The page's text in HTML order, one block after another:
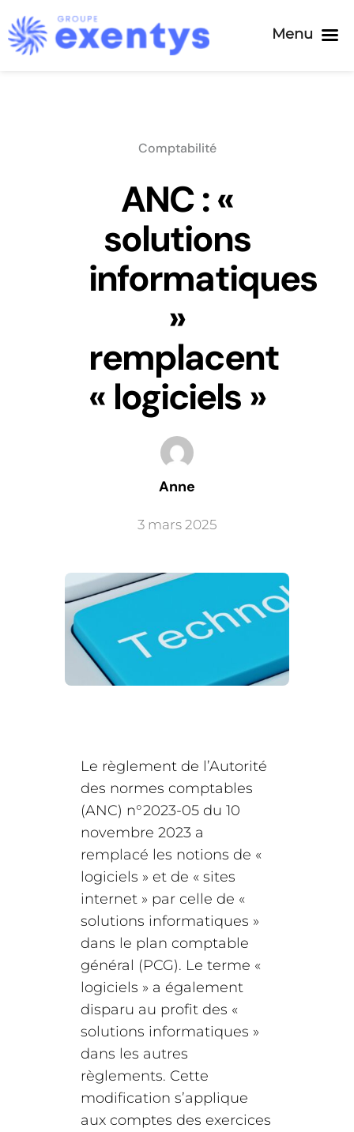
Comptabilité
ANC : «
solutions
informatiques
»
remplacent
« logiciels »
Anne
3 mars 2025
Le règlement de l’Autorité
des normes comptables
(ANC) n°2023-05 du 10
novembre 2023 a
remplacé les notions de «
logiciels » et de « sites
internet » par celle de «
solutions informatiques »
dans le plan comptable
général (PCG). Le terme «
logiciels » a également
disparu au profit des «
solutions informatiques »
dans les autres
règlements. Cette
modification s’applique
aux comptes des exercices
Menu